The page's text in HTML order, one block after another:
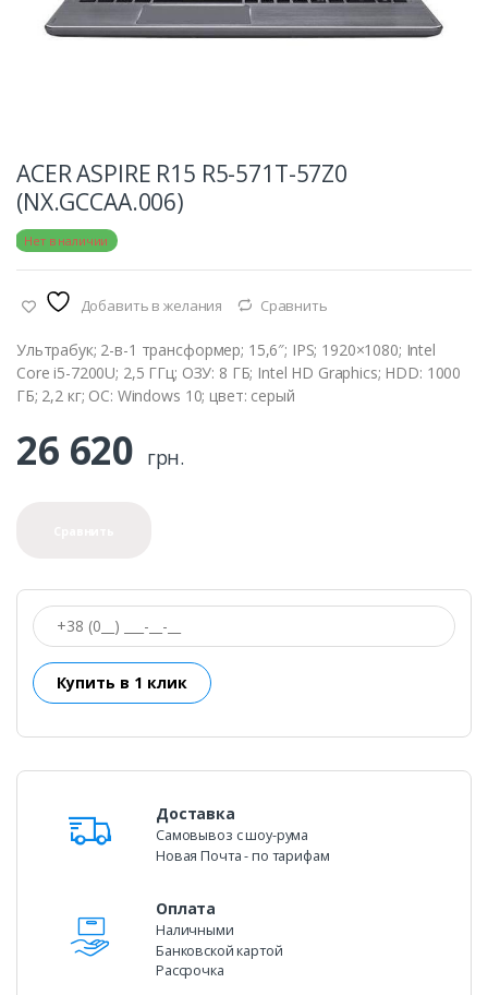
ACER ASPIRE R15 R5-571T-57Z0
(NX.GCCAA.006)
Нет в наличии
Добавить в желания Сравнить
Ультрабук; 2-в-1 трансформер; 15,6″; IPS; 1920×1080; Intel
Core i5-7200U; 2,5 ГГц; ОЗУ: 8 ГБ; Intel HD Graphics; HDD: 1000
ГБ; 2,2 кг; ОС: Windows 10; цвет: серый
26 620 грн.
Доставка
Самовывоз c шоу-рума
Новая Почта - по тарифам
Оплата
Наличными
Банковской картой
Рассрочка